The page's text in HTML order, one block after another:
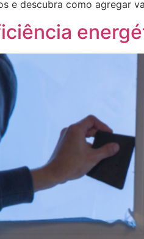
e descubra como agregar